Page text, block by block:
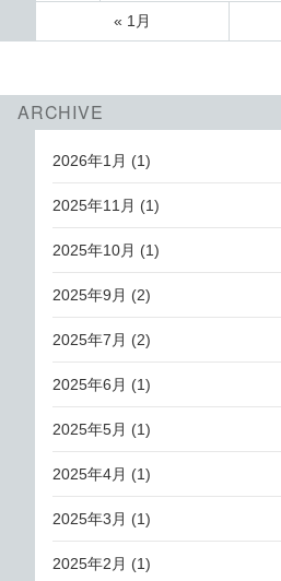
« 1月
ARCHIVE
2026年1月 (1)
2025年11月 (1)
2025年10月 (1)
2025年9月 (2)
2025年7月 (2)
2025年6月 (1)
2025年5月 (1)
2025年4月 (1)
2025年3月 (1)
2025年2月 (1)